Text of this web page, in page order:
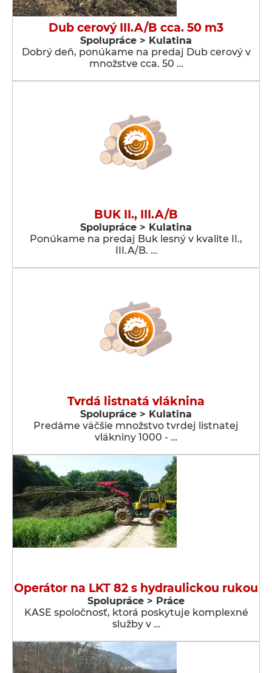
Dub cerový III.A/B cca. 50 m3
Spolupráce > Kulatina
Dobrý deň, ponúkame na predaj Dub cerový v
množstve cca. 50 …
BUK II., III.A/B
Spolupráce > Kulatina
Ponúkame na predaj Buk lesný v kvalite II.,
III.A/B. …
Tvrdá listnatá vláknina
Spolupráce > Kulatina
Predáme väčšie množstvo tvrdej listnatej
vlákniny 1000 - …
Operátor na LKT 82 s hydraulickou rukou
Spolupráce > Práce
KASE spoločnosť, ktorá poskytuje komplexné
služby v …